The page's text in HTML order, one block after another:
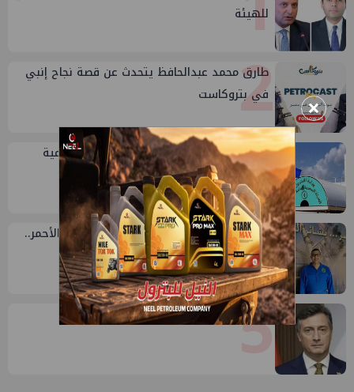
للهيئة
2
طارق محمد عبدالحافظ يتحدث عن قصة نجاح إنبي
في بتروكاست
3
خلال أيام: انطلاق ماراثون الجمعيات العمومية
لشركات قطاع البترول
4
محمد رضوان: من المتوسط للصعيد والبحر الأحمر..
18 عام من الاستكشاف
5
إيني تعين مديراً جديد لها في مصر
×